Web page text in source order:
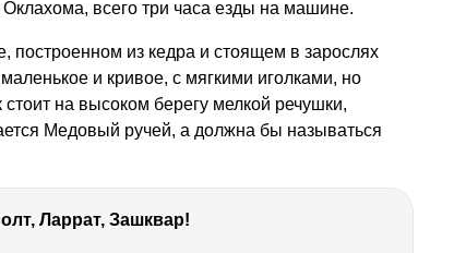
всего три часа езды на машине.
из кедра и стоящем в зарослях
и кривое, с мягкими иголками, но
на высоком берегу мелкой речушки,
Медовый ручей, а должна бы называться
Ларрат, Зашквар!